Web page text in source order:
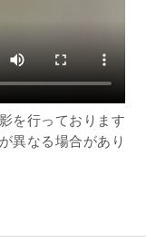
を行っております
異なる場合があり